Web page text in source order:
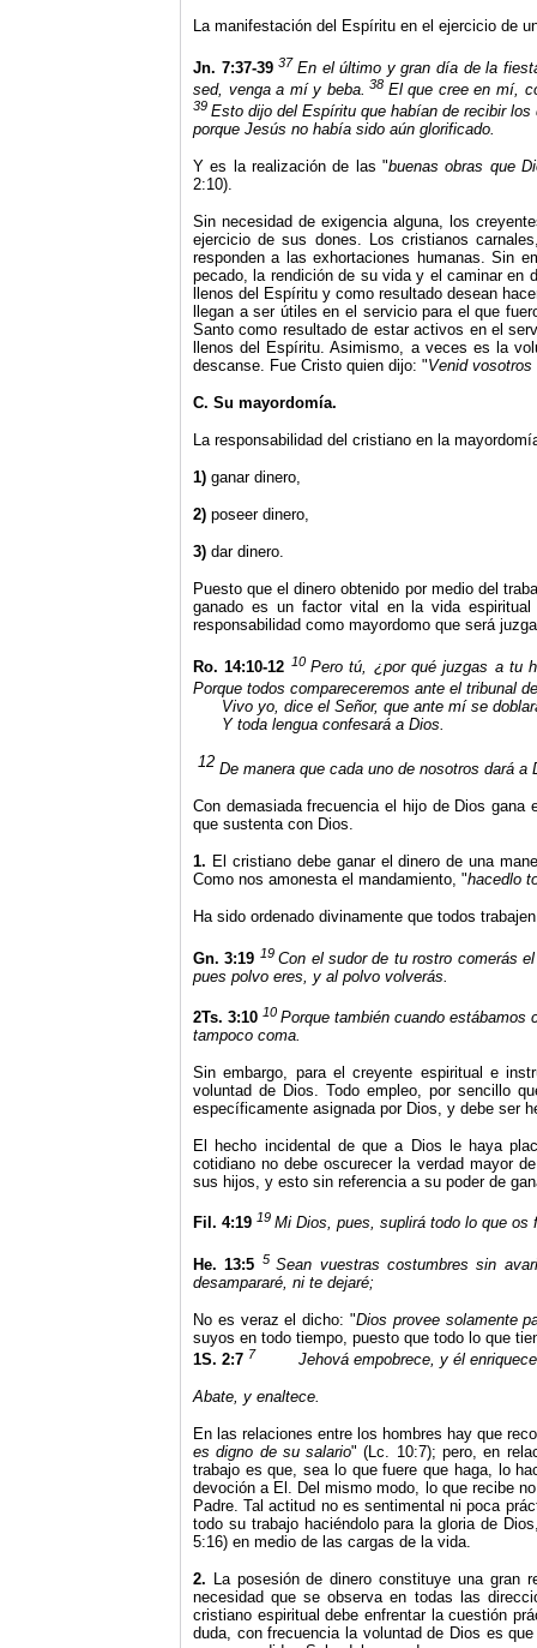
La manifestación del Espíritu en el ejercicio de
Jn. 7:37-3937 En el último y gran día de la
sed, venga a mí y beba. 38 El que cree en mí,
39 Esto dijo del Espíritu que habían de recibir
porque Jesús no había sido aún glorificado.
Y es la realización de las "buenas obras que
2:10).
Sin necesidad de exigencia alguna, los
ejercicio de sus dones. Los cristianos
responden a las exhortaciones humanas. Sin
pecado, la rendición de su vida y el caminar en
llenos del Espíritu y como resultado desean
llegan a ser útiles en el servicio para el que
Santo como resultado de estar activos en el
llenos del Espíritu. Asimismo, a veces es la
descanse. Fue Cristo quien dijo: "Venid
C. Su mayordomía.
La responsabilidad del cristiano en la
1) ganar dinero,
2) poseer dinero,
3) dar dinero.
Puesto que el dinero obtenido por medio del
ganado es un factor vital en la vida
responsabilidad como mayordomo que será
Ro. 14:10-12 10 Pero tú, ¿por qué juzgas a tu
Porque todos compareceremos ante el tribunal
Vivo yo, dice el Señor, que ante mí se
Y toda lengua confesará a Dios.
12 De manera que cada uno de nosotros dará a
Con demasiada frecuencia el hijo de Dios
que sustenta con Dios.
1. El cristiano debe ganar el dinero de una
Como nos amonesta el mandamiento, "hacedlo
Ha sido ordenado divinamente que todos
Gn. 3:19 19 Con el sudor de tu rostro comerás
pues polvo eres, y al polvo volverás.
2Ts. 3:10 10 Porque también cuando estábamos
tampoco coma.
Sin embargo, para el creyente espiritual e
voluntad de Dios. Todo empleo, por sencillo
específicamente asignada por Dios, y debe ser
El hecho incidental de que a Dios le haya
cotidiano no debe oscurecer la verdad mayor
sus hijos, y esto sin referencia a su poder de
Fil. 4:19 19 Mi Dios, pues, suplirá todo lo que
He. 13:5 5 Sean vuestras costumbres sin
desampararé, ni te dejaré;
No es veraz el dicho: "Dios provee solamente
suyos en todo tiempo, puesto que todo lo que
1S. 2:7 7 Jehová empobrece, y él
Abate, y enaltece.
En las relaciones entre los hombres hay que
es digno de su salario" (Lc. 10:7); pero, en
trabajo es que, sea lo que fuere que haga, lo
devoción a El. Del mismo modo, lo que recibe
Padre. Tal actitud no es sentimental ni poca
todo su trabajo haciéndolo para la gloria de
5:16) en medio de las cargas de la vida.
2. La posesión de dinero constituye una gran
necesidad que se observa en todas las
cristiano espiritual debe enfrentar la cuestión
duda, con frecuencia la voluntad de Dios es